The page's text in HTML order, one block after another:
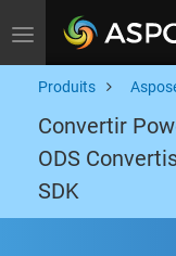
Toggle navigation
Produits
Convertir
ODS
SDK